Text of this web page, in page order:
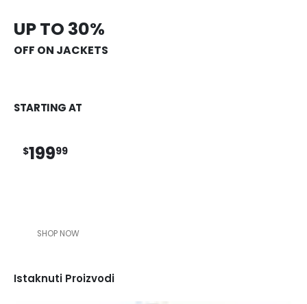
UP TO 30%
OFF ON JACKETS
STARTING AT
$19999
SHOP NOW
Istaknuti Proizvodi